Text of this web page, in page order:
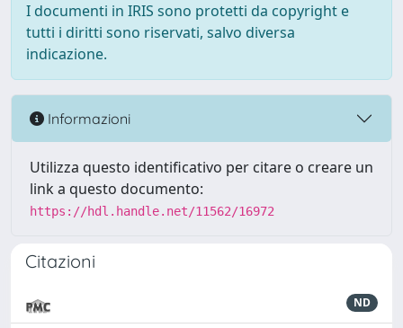
I documenti in IRIS sono protetti da copyright e
tutti i diritti sono riservati, salvo diversa
indicazione.
Informazioni
Utilizza questo identificativo per citare o creare un
link a questo documento:
https://hdl.handle.net/11562/16972
Citazioni
ND